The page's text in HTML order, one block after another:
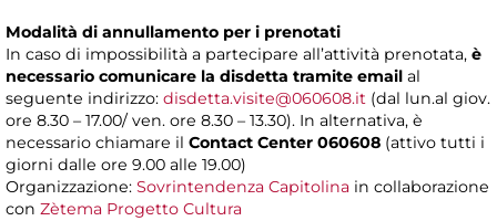
Modalità di annullamento per i prenotati
In caso di impossibilità a partecipare all’attività prenotata, è
necessario comunicare la disdetta tramite email al
seguente indirizzo: disdetta.visite@060608.it (dal lun.al giov.
ore 8.30 – 17.00/ ven. ore 8.30 – 13.30). In alternativa, è
necessario chiamare il Contact Center 060608 (attivo tutti i
giorni dalle ore 9.00 alle 19.00)
Organizzazione: Sovrintendenza Capitolina in collaborazione
con Zètema Progetto Cultura